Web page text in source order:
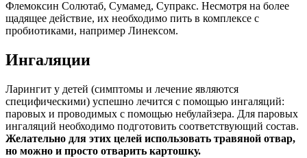
Флемоксин Солютаб, Сумамед, Супракс. Несмотря на более
щадящее действие, их необходимо пить в комплексе с
пробиотиками, например Линексом.
Ингаляции
Ларингит у детей (симптомы и лечение являются
специфическими) успешно лечится с помощью ингаляций:
паровых и проводимых с помощью небулайзера. Для паровых
ингаляций необходимо подготовить соответствующий состав.
Желательно для этих целей использовать травяной отвар,
но можно и просто отварить картошку.